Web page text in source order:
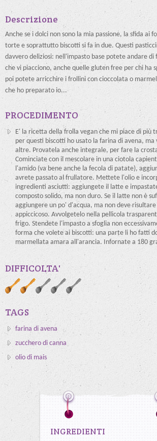
Descrizione
Anche se i dolci non sono la mia passione, la sfida ai
torte e soprattutto biscotti si fa in due. Questi
davvero deliziosi: nell'impasto base potete andare di
che vi piacciono, anche quelle gluten free per chi ha
poi potete arricchire i frollini con cioccolata o
che ho preparato io...
PROCEDIMENTO
E' la ricetta della frolla vegan che mi piace di più
per questi biscotti ho usato la farina di avena, ma
altre. Provatela anche integrale, per fare la
Cominciate con il mescolare in una ciotola
l'amido (va bene anche la fecola di patate),
avrete passato al frullatore. Mettete l'olio e
ingredienti asciutti: aggiungete il latte e
composto solido, ma non duro. Se il latte non è
aggiungere un po' d'acqua, ma non deve
appiccicoso. Avvolgetelo nella pellicola
frigo. Stendete l'impasto a sfoglia non
forma che volete ai biscotti: una parte li ho fatti
marmellata amara all'arancia. Infornate a 180
DIFFICOLTA'
TAGS
farina di avena
zucchero di canna
olio di mais
INGREDIENTI